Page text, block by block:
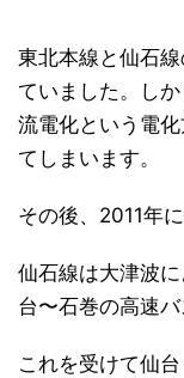
東北本線と仙石
ていました。し
流電化という電
てしまいます。
その後、2011年
仙石線は大津波
台〜石巻の高速
これを受けて仙